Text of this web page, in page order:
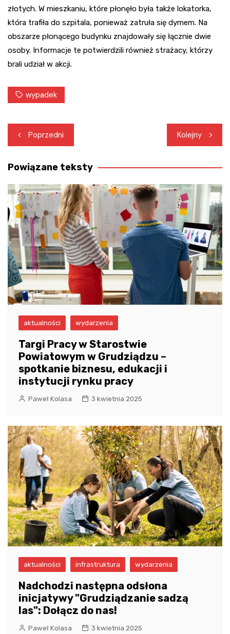
złotych. W mieszkaniu, które płonęło była także lokatorka,
która trafiła do szpitala, ponieważ zatruła się dymem. Na
obszarze płonącego budynku znajdowały się łącznie dwie
osoby. Informacje te potwierdzili również strażacy, którzy
brali udział w akcji.
wypadek
Nawigacja
wpisu
Poprzedni Kolejny
Powiązane teksty
aktualności wydarzenia
Targi Pracy w Starostwie
Powiatowym w Grudziądzu –
spotkanie biznesu, edukacji i
instytucji rynku pracy
Paweł Kolasa 3 kwietnia 2025
aktualności infrastruktura wydarzenia
Nadchodzi następna odsłona
inicjatywy "Grudziądzanie sadzą
las": Dołącz do nas!
Paweł Kolasa 3 kwietnia 2025